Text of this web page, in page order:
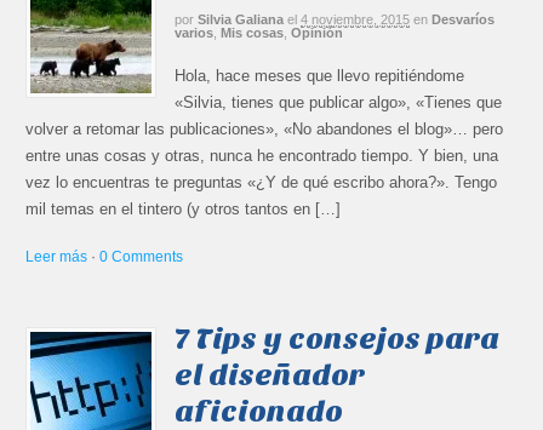
por Silvia Galiana el 4 noviembre, 2015 en Desvaríos
varios ,Mis cosas ,Opinión
Hola, hace meses que llevo repitiéndome
«Silvia, tienes que publicar algo», «Tienes que
volver a retomar las publicaciones», «No abandones el blog»… pero
entre unas cosas y otras, nunca he encontrado tiempo. Y bien, una
vez lo encuentras te preguntas «¿Y de qué escribo ahora?». Tengo
mil temas en el tintero (y otros tantos en […]
Leer más ·0 Comments
7 Tips y consejos para
el diseñador
aficionado